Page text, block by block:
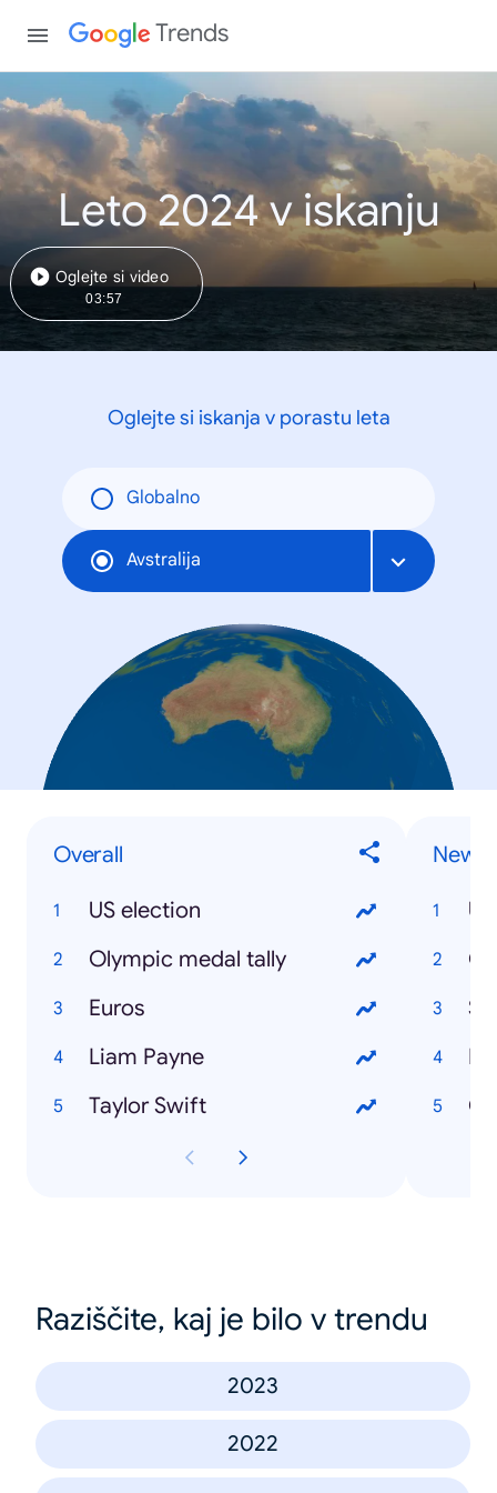
Trends
Leto 2024 v iskanju
Oglejte si video
03:57
Oglejte si iskanja v porastu leta
Globalno
Avstralija
Overall
US election
Olympic medal tally
Euros
Liam Payne
Taylor Swift
News
Raziščite, kaj je bilo v trendu
2023
2022